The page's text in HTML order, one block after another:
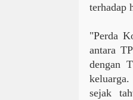
terhadap
"Perda
antara
dengan
sejak